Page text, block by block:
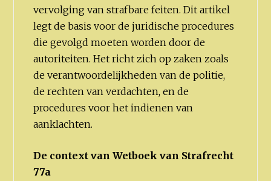
vervolging van strafbare feiten. Dit artikel
legt de basis voor de juridische procedures
die gevolgd moeten worden door de
autoriteiten. Het richt zich op zaken zoals
de verantwoordelijkheden van de politie,
de rechten van verdachten, en de
procedures voor het indienen van
aanklachten.
De context van Wetboek van Strafrecht
77a